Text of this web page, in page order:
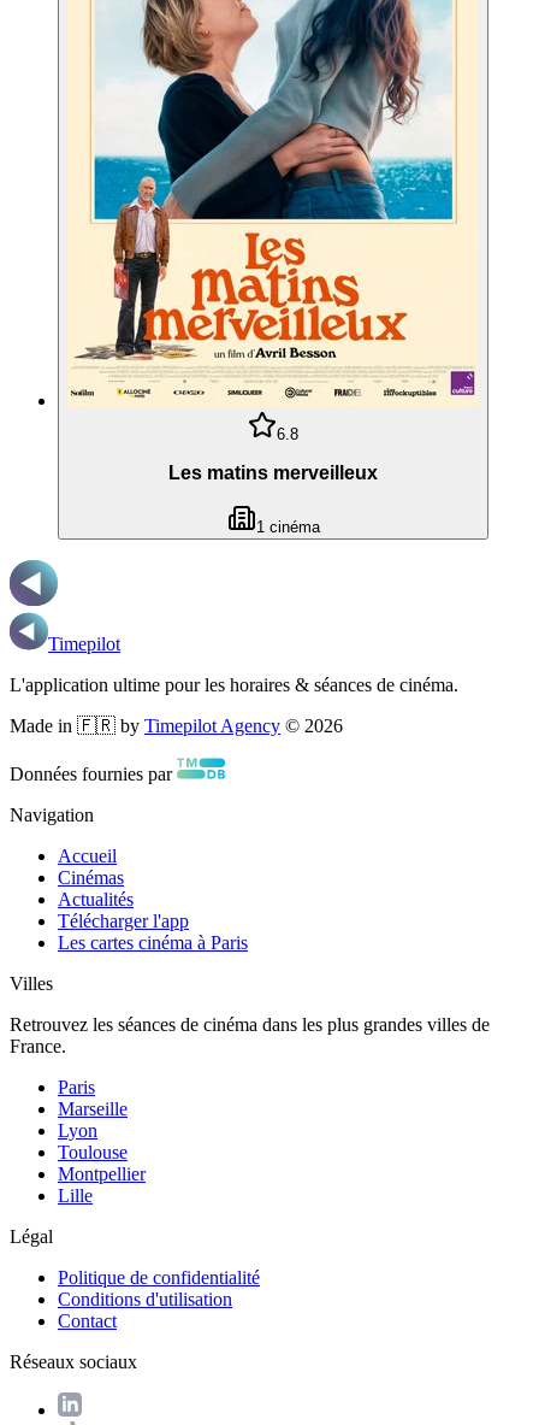
6.8
Les matins merveilleux
1 cinéma
Timepilot
L'application ultime pour les horaires & séances de cinéma.
Made in 🇫🇷 by Timepilot Agency © 2026
Données fournies par
Navigation
Accueil
Cinémas
Actualités
Télécharger l'app
Les cartes cinéma à Paris
Villes
Retrouvez les séances de cinéma dans les plus grandes villes de
France.
Paris
Marseille
Lyon
Toulouse
Montpellier
Lille
Légal
Politique de confidentialité
Conditions d'utilisation
Contact
Réseaux sociaux